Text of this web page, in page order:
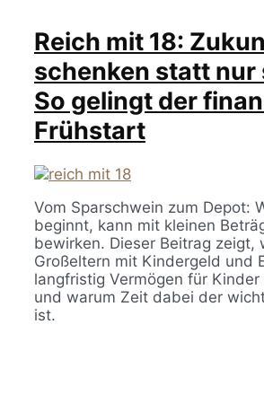
Reich mit 18:
schenken statt nur
So gelingt der
Frühstart
Vom Sparschwein zum Depot:
beginnt, kann mit kleinen
bewirken. Dieser Beitrag zeigt,
Großeltern mit Kindergeld und
langfristig Vermögen für
und warum Zeit dabei der
ist.